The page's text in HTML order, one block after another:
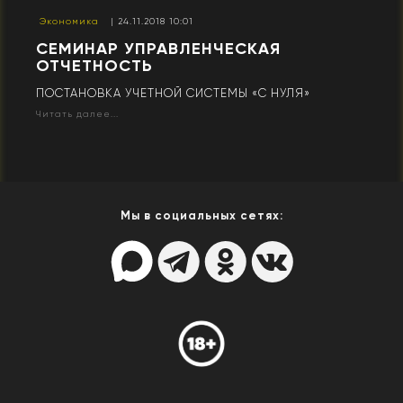
Экономика | 24.11.2018 10:01
СЕМИНАР УПРАВЛЕНЧЕСКАЯ
ОТЧЕТНОСТЬ
ПОСТАНОВКА УЧЕТНОЙ СИСТЕМЫ «С НУЛЯ»
Читать далее...
Мы в социальных сетях: